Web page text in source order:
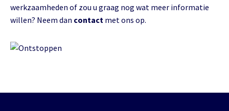
werkzaamheden of zou u graag nog wat meer informatie
willen? Neem dan contact met ons op.